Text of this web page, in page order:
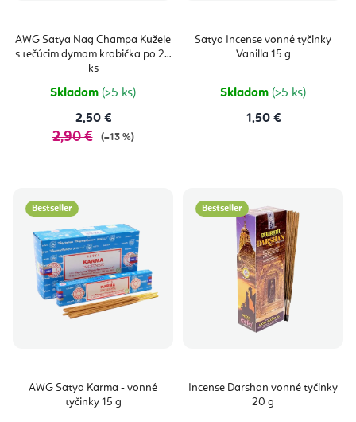
AWG Satya Nag Champa Kužele
s tečúcim dymom krabička po 24
ks
Skladom (>5 ks)
2,50 €
2,90 € (–13 %)
Satya Incense vonné tyčinky
Vanilla 15 g
Skladom (>5 ks)
1,50 €
Bestseller
AWG Satya Karma - vonné
tyčinky 15 g
Bestseller
Incense Darshan vonné tyčinky
20 g